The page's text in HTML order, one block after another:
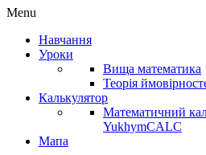
Menu
Навчання
Уроки
Вища математика
Теорія
Калькулятор
Математичний
YukhymCALC
Мапа